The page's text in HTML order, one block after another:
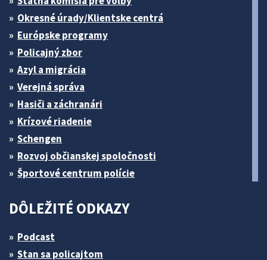
Okresné úrady/Klientske centrá
Európske programy
Policajný zbor
Azyl a migrácia
Verejná správa
Hasiči a záchranári
Krízové riadenie
Schengen
Rozvoj občianskej spoločnosti
Športové centrum polície
DÔLEŽITÉ ODKAZY
Podcast
Stan sa policajtom